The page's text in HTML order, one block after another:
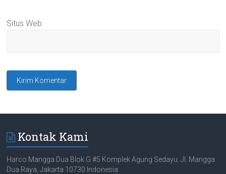
Situs Web
Kontak Kami
Harco Mangga Dua Blok G #5 Komplek Agung Sedayu. Jl. Mangga
Dua Raya, Jakarta 10730 Indonesia